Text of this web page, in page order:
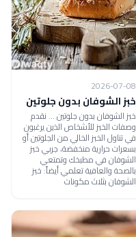
2026-07-08
خبز الشوفان بدون جلوتين
خبز الشوفان بدون جلوتين ... نقدم
وصفات الخبز للأشخاص الذين يرغبون
في تناول الخبز الخالي من الجلوتين أو
بسعرات حرارية منخفضة، جربي خبز
الشوفان في مطبخك وتمتعي
بالصحة والعافية تعلمي أيضاً: خبز
الشوفان بثلاث مكونات